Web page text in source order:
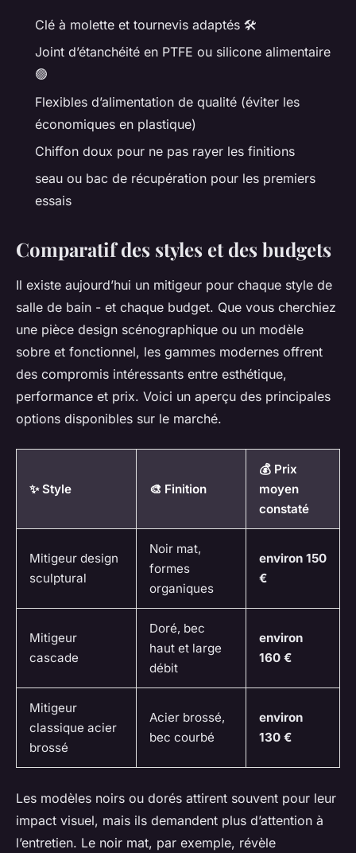
Clé à molette et tournevis adaptés 🛠️
Joint d’étanchéité en PTFE ou silicone alimentaire
🟢
Flexibles d’alimentation de qualité (éviter les
économiques en plastique)
Chiffon doux pour ne pas rayer les finitions
seau ou bac de récupération pour les premiers
essais
Comparatif des styles et des budgets
Il existe aujourd’hui un mitigeur pour chaque style de
salle de bain - et chaque budget. Que vous cherchiez
une pièce design scénographique ou un modèle
sobre et fonctionnel, les gammes modernes offrent
des compromis intéressants entre esthétique,
performance et prix. Voici un aperçu des principales
options disponibles sur le marché.
✨ Style 🎨 Finition
💰 Prix
moyen
constaté
Mitigeur design
sculptural
Noir mat,
formes
organiques
environ 150
€
Mitigeur
cascade
Doré, bec
haut et large
débit
environ
160 €
Mitigeur
classique acier
brossé
Acier brossé,
bec courbé
environ
130 €
Les modèles noirs ou dorés attirent souvent pour leur
impact visuel, mais ils demandent plus d’attention à
l’entretien. Le noir mat, par exemple, révèle